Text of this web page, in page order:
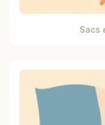
Sacs